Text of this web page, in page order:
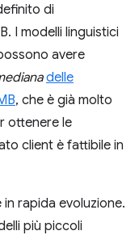
di
I modelli linguistici
avere
delle
, che è già molto
ottenere le
client è fattibile in
rapida evoluzione.
più piccoli